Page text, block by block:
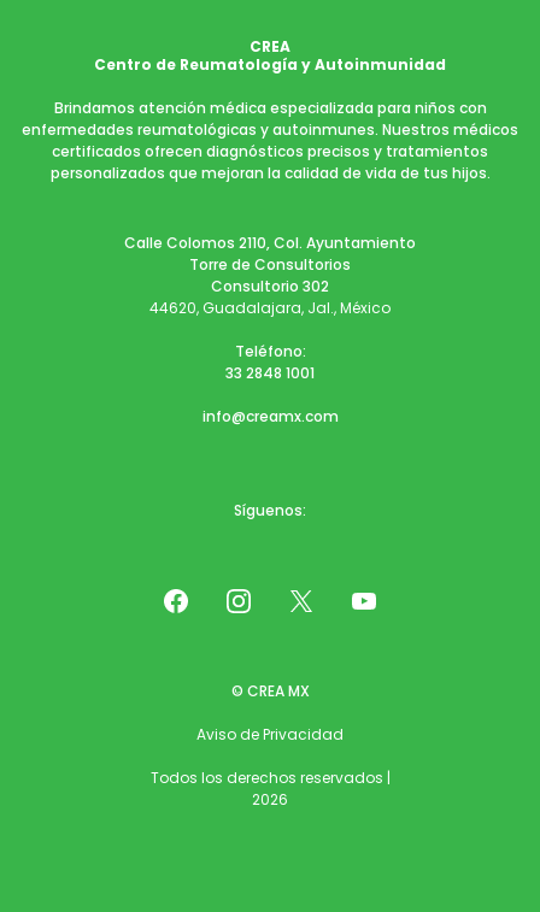
CREA
Centro de Reumatología y Autoinmunidad
Brindamos atención médica especializada para niños con
enfermedades reumatológicas y autoinmunes. Nuestros médicos
certificados ofrecen diagnósticos precisos y tratamientos
personalizados que mejoran la calidad de vida de tus hijos.
Calle Colomos 2110, Col. Ayuntamiento
Torre de Consultorios
Consultorio 302
44620, Guadalajara, Jal., México
Teléfono:
33 2848 1001
info@creamx.com
Síguenos:
© CREA MX
Aviso de Privacidad
Todos los derechos reservados |
2026